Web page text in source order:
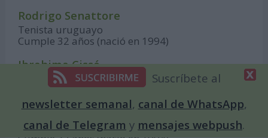
Rodrigo Senattore
Tenista uruguayo
Cumple 32 años (nació en 1994)
Ibrahima Cissé
Futbolista belga
Cumple 32 años (nació en 1994)
Ryuga Suzuki
Futbolista japonés
Suscríbete al
newsletter semanal, canal de WhatsApp,
canal de Telegram y mensajes webpush.